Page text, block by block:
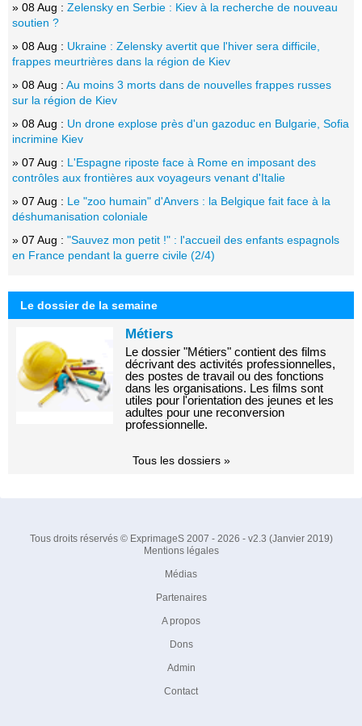
» 08 Aug : Zelensky en Serbie : Kiev à la recherche de nouveau
soutien ?
» 08 Aug : Ukraine : Zelensky avertit que l'hiver sera difficile,
frappes meurtrières dans la région de Kiev
» 08 Aug : Au moins 3 morts dans de nouvelles frappes russes
sur la région de Kiev
» 08 Aug : Un drone explose près d'un gazoduc en Bulgarie, Sofia
incrimine Kiev
» 07 Aug : L'Espagne riposte face à Rome en imposant des
contrôles aux frontières aux voyageurs venant d'Italie
» 07 Aug : Le "zoo humain" d'Anvers : la Belgique fait face à la
déshumanisation coloniale
» 07 Aug : "Sauvez mon petit !" : l'accueil des enfants espagnols
en France pendant la guerre civile (2/4)
Le dossier de la semaine
Métiers
Le dossier "Métiers" contient des films
décrivant des activités professionnelles,
des postes de travail ou des fonctions
dans les organisations. Les films sont
utiles pour l'orientation des jeunes et les
adultes pour une reconversion
professionnelle.
Tous les dossiers »
Tous droits réservés © ExprimageS 2007 - 2026 - v2.3 (Janvier 2019)
Mentions légales
Médias
Partenaires
A propos
Dons
Admin
Contact